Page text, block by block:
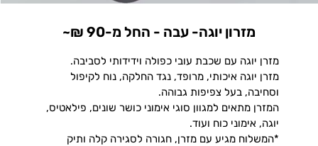
מזרון יוגה- עבה - החל מ-90 ₪~
מזרן יוגה עם שכבת עובי כפולה וידידותי לסביבה.
מזרן יוגה איכותי, מרופד, נגד החלקה, נוח לקיפול
וסחיבה, בעל צפיפות גבוהה.
המזרן מתאים למגוון סוגי אימוני כושר שונים, פילאטיס,
יוגה, אימוני כוח ועוד.
*המשלוח מגיע עם מזרן, חגורה לסגירה קלה ותיק